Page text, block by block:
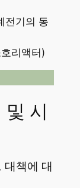
전기의 동
리액터)
시
대책에 대